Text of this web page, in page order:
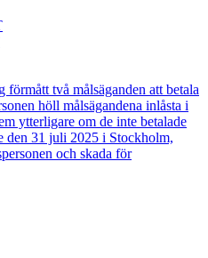
förmått två målsäganden att betala
höll målsägandena inlåsta i
ytterligare om de inte betalade
den 31 juli 2025 i Stockholm,
och skada för